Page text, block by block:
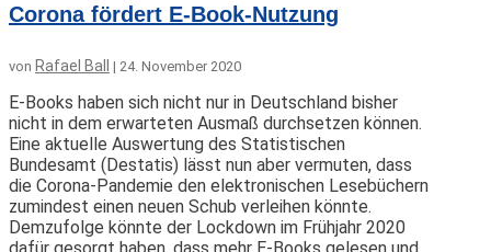
Corona fördert E-Book-Nutzung
von Rafael Ball | 24. November 2020
E-Books haben sich nicht nur in Deutschland bisher
nicht in dem erwarteten Ausmaß durchsetzen können.
Eine aktuelle Auswertung des Statistischen
Bundesamt (Destatis) lässt nun aber vermuten, dass
die Corona-Pandemie den elektronischen Lesebüchern
zumindest einen neuen Schub verleihen könnte.
Demzufolge könnte der Lockdown im Frühjahr 2020
dafür gesorgt haben, dass mehr E-Books gelesen und